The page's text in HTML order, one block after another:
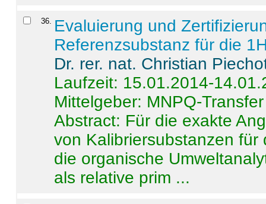
36. Evaluierung und
Referenzsubstanz für die
Dr. rer. nat. Christian
Laufzeit: 15.01.2014-
Mittelgeber: MNPQ-Transfer
Abstract: Für die exakte
von Kalibriersubstanzen
die organische
als relative prim ...